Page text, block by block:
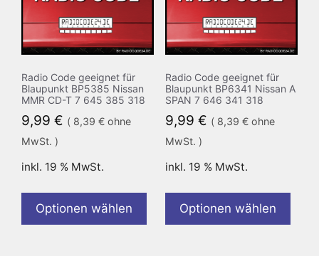
Radio Code geeignet für
Blaupunkt BP5385 Nissan
MMR CD-T 7 645 385 318
9,99 € ( 8,39 € ohne
MwSt. )
inkl. 19 % MwSt.
Optionen wählen
Radio Code geeignet für
Blaupunkt BP6341 Nissan A
SPAN 7 646 341 318
9,99 € ( 8,39 €ohne
MwSt. )
inkl. 19 % MwSt.
Optionen wählen